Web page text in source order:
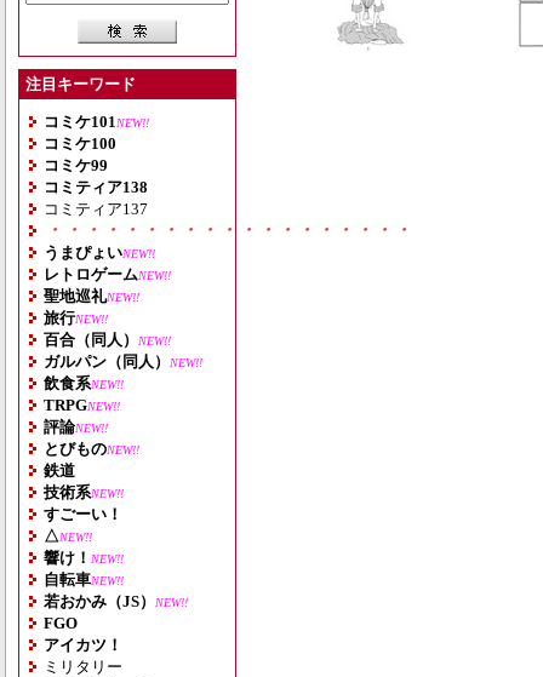
注目キーワード
コミケ101 NEW!!
コミケ100
コミケ99
コミティア138
コミティア137
・・・・・・・・・・・・・・・・・・・
うまぴょいNEW!!
レトロゲームNEW!!
聖地巡礼NEW!!
旅行NEW!!
百合（同人） NEW!!
ガルパン（同人） NEW!!
飲食系NEW!!
TRPGNEW!!
評論NEW!!
とびものNEW!!
鉄道
技術系NEW!!
すごーい！
△NEW!!
響け！ NEW!!
自転車NEW!!
若おかみ（JS） NEW!!
FGO
アイカツ！
ミリタリー